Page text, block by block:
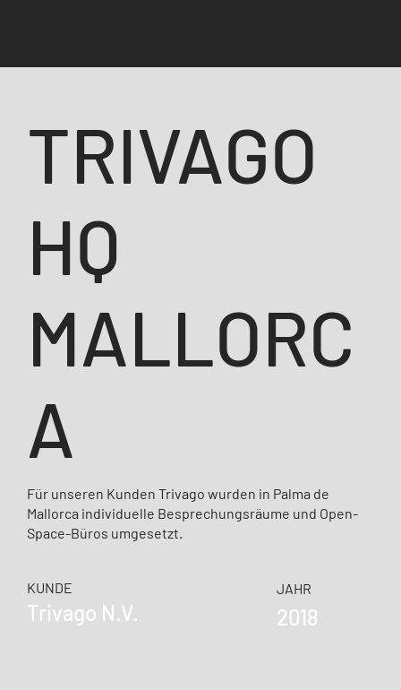
TRIVAGO
HQ
MALLORC
A
Für unseren Kunden Trivago wurden in Palma de
Mallorca individuelle Besprechungsräume und Open-
Space-Büros umgesetzt.
KUNDE
Trivago N.V.
JAHR
2018